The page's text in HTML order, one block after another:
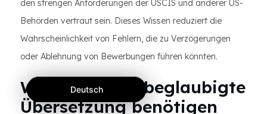
den strengen Anforderungen der USCIS und anderer US-
Behörden vertraut sein. Dieses Wissen reduziert die
Wahrscheinlichkeit von Fehlern, die zu Verzögerungen
oder Ablehnung von Bewerbungen führen könnten.
Wenn Sie eine beglaubigte
Übersetzung benötigen
Deutsch
Deutsch
Deutsch